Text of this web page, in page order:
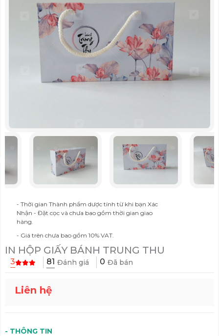
- Thời gian Thành phẩm dược tính từ khi bạn Xác
Nhận - Đặt cọc và chưa bao gồm thời gian giao
hàng.
- Giá trên chưa bao gồm 10% VAT.
IN HỘP GIẤY BÁNH TRUNG THU
3 81 Đánh giá 0 Đã bán
Liên hệ
- THÔNG TIN